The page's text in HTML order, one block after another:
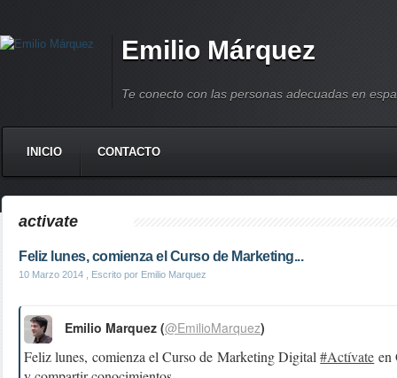
Emilio Márquez
Te conecto con las personas adecuadas en
INICIO CONTACTO
activate
Feliz lunes, comienza el Curso de Marketing...
10 Marzo 2014 , Escrito por Emilio Marquez
Feliz lunes, comienza el Curso de Marketing Digital#Actívate en
Emilio Marquez (@EmilioMarquez)